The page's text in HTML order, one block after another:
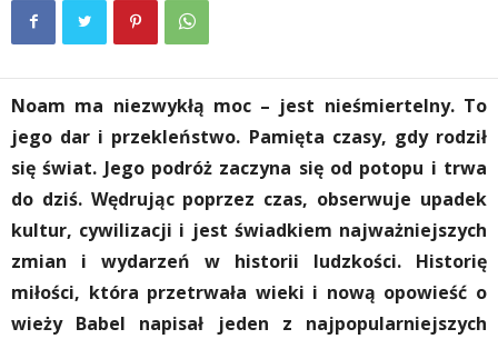
Noam ma niezwykłą moc – jest nieśmiertelny. To
jego dar i przekleństwo. Pamięta czasy, gdy rodził
się świat. Jego podróż zaczyna się od potopu i trwa
do dziś. Wędrując poprzez czas, obserwuje upadek
kultur, cywilizacji i jest świadkiem najważniejszych
zmian i wydarzeń w historii ludzkości. Historię
miłości, która przetrwała wieki i nową opowieść o
wieży Babel napisał jeden z najpopularniejszych